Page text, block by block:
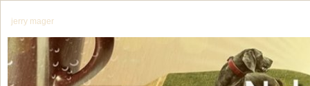
jerry mager